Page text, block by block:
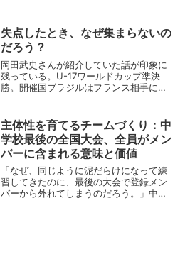
ランは中東各地の米軍...
失点したとき、なぜ集まらないの
だろう？
岡田武史さんが紹介していた話が印象に
残っている。U-17ワールドカップ準決
勝。開催国ブラジルはフランス相手に前
分たちだけで激しく議論を始めたとい
う。監督から答えをも...
主体性を育てるチームづくり：中
学校最後の全国大会、全員がメン
バーに含まれる意味と価値
「なぜ、同じように泥だらけになって練
習してきたのに、最後の大会で登録メン
バーから外れてしまうのだろう。」中学